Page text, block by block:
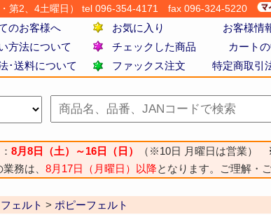
第2、4土曜日） tel 096-354-4171 fax 096-324-5220
のお客様へ お気に入り お客様情
方法について チェックした商品
カート
･送料について
ファックス注文 特定商取引
8月8日（土）～16日（日） （※10日 月曜日は営業）
務は、 8月17日（月曜日）以降となります。ご理解・
フェルト > ポピーフェルト